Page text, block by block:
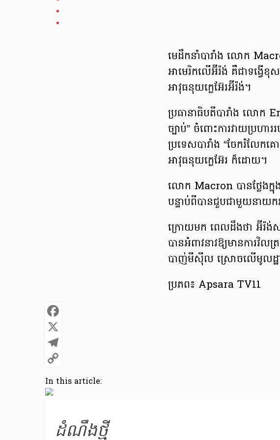
មេដឹកនាំបារាំង លោក
អាមេរិកលើអ៊ីរ៉ង់ គឺជាទង្វើខុ
អាវុធនុយក្លេអ៊ែរអ៊ីរ៉ង់។
ប្រធានាធិបតីបារាំង លោក
ច្បាប់” ចំពោះការវាយប្រហ
ប្រទេសបារាំង “ចែករំលែក
អាវុធនុយក្លេអ៊ែរ ក៏ដោយ។
លោក Macron បានថ្លែងក្
បន្ទាប់ពីបានជួបជាមួយនាយករ
ក្រោយមក ពេលដឹងថា អ៊ីរ៉ង់
បានអំពាវនាវឱ្យមានការវិល
បាញ់មីស៊ីល ស្រោចលើមូលដ្ឋា
ប្រភព៖ Apsara TV11
Facebook
X
Telegram
Link
In this article:
ដំណឹងថ្មី